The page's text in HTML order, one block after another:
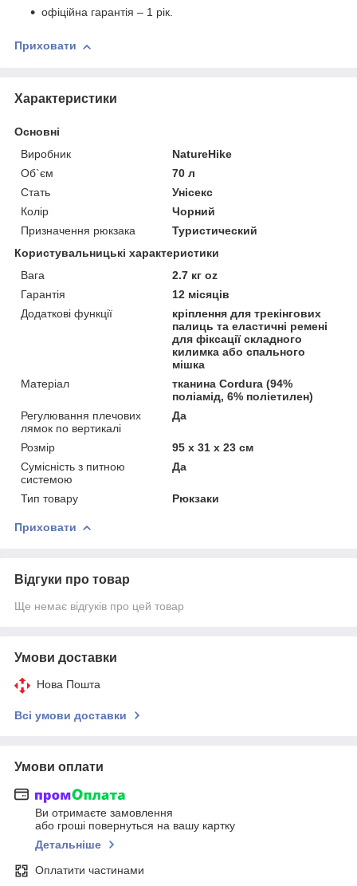
офіційна гарантія – 1 рік.
Приховати
Характеристики
Основні
Виробник
NatureHike
Об`єм
70 л
Стать
Унісекс
Колір
Чорний
Призначення рюкзака
Туристический
Користувальницькі характеристики
Вага
2.7 кг oz
Гарантія
12 місяців
Додаткові функції
кріплення для трекінгових
палиць та еластичні ремені
для фіксації складного
килимка або спального
мішка
Матеріал
тканина Cordura (94%
поліамід, 6% поліетилен)
Регулювання плечових
лямок по вертикалі
Да
Розмір
95 х 31 х 23 см
Сумісність з питною
системою
Да
Тип товару Рюкзаки
Приховати
Відгуки про товар
Ще немає відгуків про цей товар
Умови доставки
Нова Пошта
Всі умови доставки
Умови оплати
Ви отримаєте замовлення
або гроші повернуться на вашу картку
Детальніше
Оплатити частинами